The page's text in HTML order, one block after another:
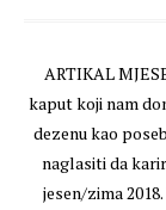
ARTIKAL
kaput koji nam
dezenu kao
naglasiti da
jesen/zima